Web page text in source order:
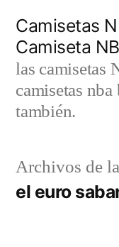
contenido
Camisetas
Camiseta
las camisetas
camisetas nba
también.
Archivos de
el euro